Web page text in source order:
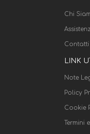
Chi
Contatti
LINK
Note
Policy
Cookie
Termini